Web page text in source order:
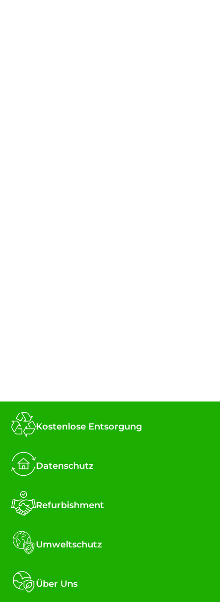
Kostenlose Entsorgung
Datenschutz
Refurbishment
Umweltschutz
Über Uns